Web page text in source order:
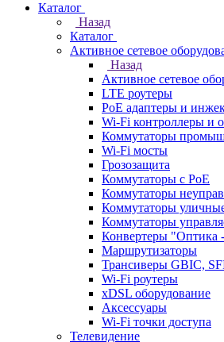
Каталог
Назад
Каталог
Активное сетевое
Назад
Активное сетевое
LTE роутеры
PoE адаптеры и
Wi-Fi контроллеры и
Коммутаторы
Wi-Fi мосты
Грозозащита
Коммутаторы c PoE
Коммутаторы
Коммутаторы
Коммутаторы
Конвертеры "Оптика
Маршрутизаторы
Трансиверы GBIC,
Wi-Fi роутеры
xDSL оборудование
Аксессуары
Wi-Fi точки доступа
Телевидение